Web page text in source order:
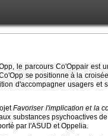
le parcours Co'Oppair est
se positionne à la
d'accompagner usagers et
Favoriser l'implication et la
substances psychoactives
par l'ASUD et Oppelia.